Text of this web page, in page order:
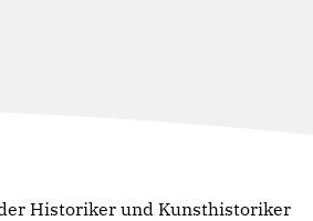
Historiker und Kunsthistoriker